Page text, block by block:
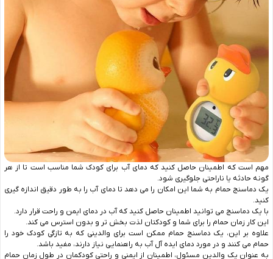
مهم است که اطمینان حاصل کنید که دمای آب برای کودک شما مناسب است تا از هر
گونه حادثه یا ناراحتی جلوگیری شود.
یک دماسنج حمام به شما این امکان را می دهد تا دمای آب را به طور دقیق اندازه گیری
کنید.
با یک دماسنج می توانید اطمینان حاصل کنید که آب در دمای ایمن و راحت قرار دارد.
این کار زمان حمام را برای شما و کودکتان لذت بخش تر و بدون استرس می کند.
علاوه بر این، یک دماسنج حمام ممکن است برای والدینی که به تازگی کودک خود را
حمام می کنند و در مورد دمای ایده آل آب به راهنمایی نیاز دارند، مفید باشد.
به عنوان یک والدین مسئول، اطمینان از ایمنی و راحتی کودکمان در طول زمان حمام